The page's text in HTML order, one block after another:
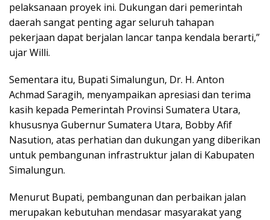
pelaksanaan proyek ini. Dukungan dari pemerintah
daerah sangat penting agar seluruh tahapan
pekerjaan dapat berjalan lancar tanpa kendala berarti,”
ujar Willi.
Sementara itu, Bupati Simalungun, Dr. H. Anton
Achmad Saragih, menyampaikan apresiasi dan terima
kasih kepada Pemerintah Provinsi Sumatera Utara,
khususnya Gubernur Sumatera Utara, Bobby Afif
Nasution, atas perhatian dan dukungan yang diberikan
untuk pembangunan infrastruktur jalan di Kabupaten
Simalungun.
Menurut Bupati, pembangunan dan perbaikan jalan
merupakan kebutuhan mendasar masyarakat yang